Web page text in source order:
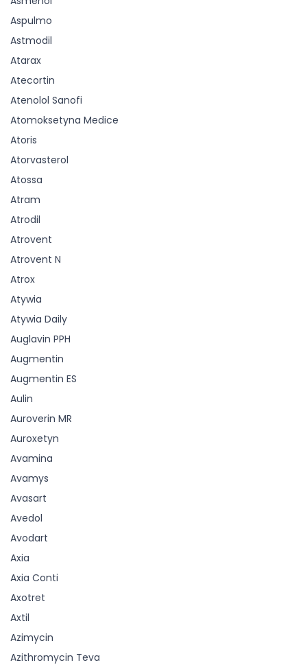
Aspulmo
Astmodil
Atarax
Atecortin
Atenolol Sanofi
Atomoksetyna Medice
Atoris
Atorvasterol
Atossa
Atram
Atrodil
Atrovent
Atrovent N
Atrox
Atywia
Atywia Daily
Auglavin PPH
Augmentin
Augmentin ES
Aulin
Auroverin MR
Auroxetyn
Avamina
Avamys
Avasart
Avedol
Avodart
Axia
Axia Conti
Axotret
Axtil
Azimycin
Azithromycin Teva